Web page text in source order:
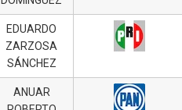
EDUARDO
ZARZOSA
SÁNCHEZ
ANUAR